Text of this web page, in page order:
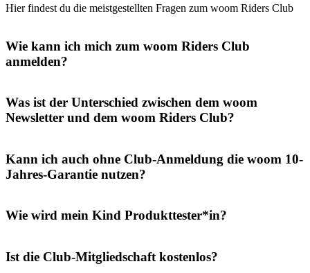
Hier findest du die meistgestellten Fragen zum woom Riders Club
Wie kann ich mich zum woom Riders Club
anmelden?
Was ist der Unterschied zwischen dem woom
Newsletter und dem woom Riders Club?
Kann ich auch ohne Club-Anmeldung die woom 10-
Jahres-Garantie nutzen?
Wie wird mein Kind Produkttester*in?
Ist die Club-Mitgliedschaft kostenlos?